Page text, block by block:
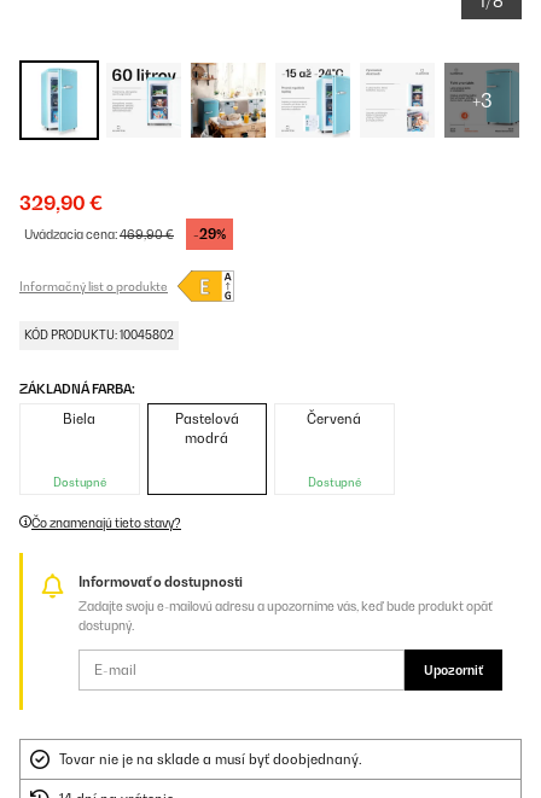
+3
329,90 €
Uvádzacia cena:469,90 € -29%
Informačný list o produkte
KÓD PRODUKTU: 10045802
ZÁKLADNÁ FARBA:
Biela
Dostupné
Pastelová
modrá
Červená
Dostupné
Čo znamenajú tieto stavy?
Informovať o dostupnosti
Zadajte svoju e-mailovú adresu a upozorníme vás, keď bude produkt opäť
dostupný.
Upozorniť
Tovar nie je na sklade a musí byť doobjednaný.